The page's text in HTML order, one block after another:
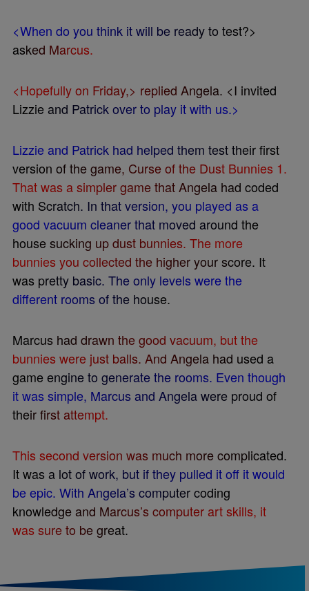
<When do you think itwill be readyto test?>
asked Marcus.
<Hopefullyon Friday,> replied Angela. <I invited
Lizzieand Patrick overto play itwith us.>
Lizzieand Patrick had helped them testtheirfrst
version ofthegame, Curseofthe Dust Bunnies 1.
Thatwas asimplergamethat Angela had coded
with Scratch. In thatversion, you played as a
good vacuum cleanerthat moved around the
housesucking updust bunnies. The more
bunnies you collected the higheryourscore. It
was pretty basic. Theonly levels werethe
diferent rooms ofthe house.
Marcus had drawn thegood vacuum, butthe
bunnies were just balls. And Angela had used a
gameengineto generatethe rooms. Even though
itwas simple, Marcus and Angelawere proud of
theirfrstattempt.
This second version was much morecomplicated.
Itwas a lotofwork, but ifthey pulled itof itwould
beepic. With Angela’s computercoding
knowledgeand Marcus’s computerartskills, it
was sureto begreat.